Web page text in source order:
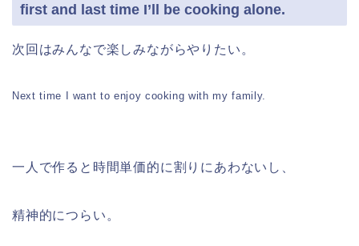
first and last time I’ll be cooking alone.
次回はみんなで楽しみながらやりたい。
Next time I want to enjoy cooking with my family.
一人で作ると時間単価的に割りにあわないし、
精神的につらい。